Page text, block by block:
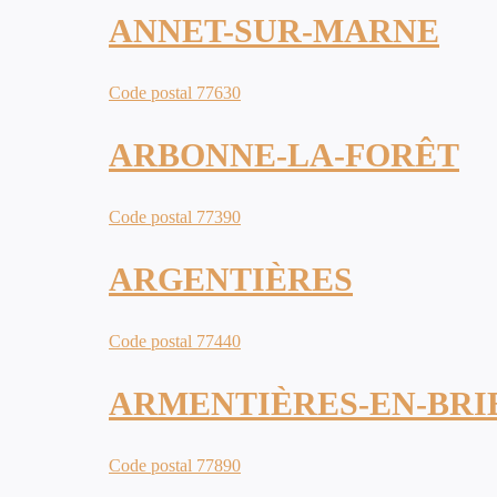
ANNET-SUR-MARNE
Code postal 77630
ARBONNE-LA-FORÊT
Code postal 77390
ARGENTIÈRES
Code postal 77440
ARMENTIÈRES-EN-
Code postal 77890